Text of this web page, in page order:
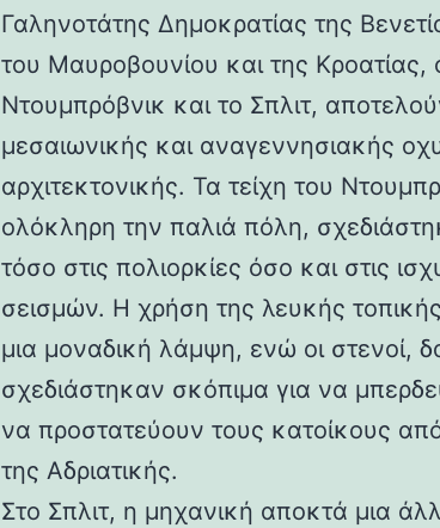
Γαληνοτάτης Δημοκρατίας της
του Μαυροβουνίου και της Κροατίας,
Ντουμπρόβνικ και το Σπλιτ,
μεσαιωνικής και αναγεννησιακής
αρχιτεκτονικής. Τα τείχη του
ολόκληρη την παλιά πόλη,
τόσο στις πολιορκίες όσο και στις
σεισμών. Η χρήση της λευκής τοπικής
μια μοναδική λάμψη, ενώ οι στενοί,
σχεδιάστηκαν σκόπιμα για να
να προστατεύουν τους κατοίκους
της Αδριατικής.
Στο Σπλιτ, η μηχανική αποκτά μια